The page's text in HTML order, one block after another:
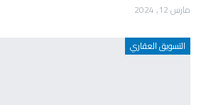
مارس 12, 2024
التسويق العقاري